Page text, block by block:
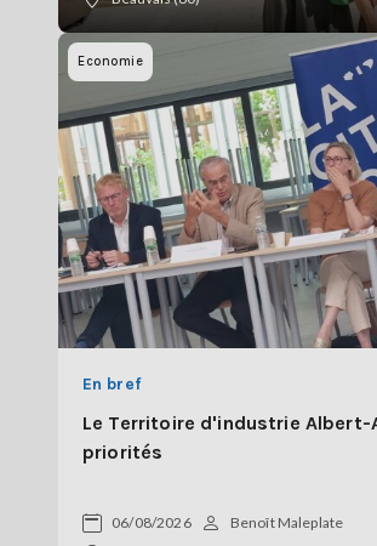
Economie
En bref
Le Territoire d'industrie Albert-
priorités
06/08/2026
Benoît Maleplate